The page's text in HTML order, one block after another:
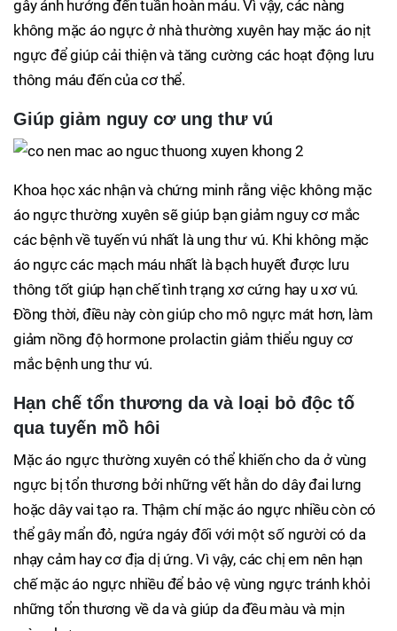
gây ảnh hưởng đến tuần hoàn máu. Vì vậy, các nàng
không mặc áo ngực ở nhà thường xuyên hay mặc áo nịt
ngực để giúp cải thiện và tăng cường các hoạt động lưu
thông máu đến của cơ thể.
Giúp giảm nguy cơ ung thư vú
Khoa học xác nhận và chứng minh rằng việc không mặc
áo ngực thường xuyên sẽ giúp bạn giảm nguy cơ mắc
các bệnh về tuyến vú nhất là ung thư vú. Khi không mặc
áo ngực các mạch máu nhất là bạch huyết được lưu
thông tốt giúp hạn chế tình trạng xơ cứng hay u xơ vú.
Đồng thời, điều này còn giúp cho mô ngực mát hơn, làm
giảm nồng độ hormone prolactin giảm thiểu nguy cơ
mắc bệnh ung thư vú.
Hạn chế tổn thương da và loại bỏ độc tố
qua tuyến mồ hôi
Mặc áo ngực thường xuyên có thể khiến cho da ở vùng
ngực bị tổn thương bởi những vết hằn do dây đai lưng
hoặc dây vai tạo ra. Thậm chí mặc áo ngực nhiều còn có
thể gây mẩn đỏ, ngứa ngáy đối với một số người có da
nhạy cảm hay cơ địa dị ứng. Vì vậy, các chị em nên hạn
chế mặc áo ngực nhiều để bảo vệ vùng ngực tránh khỏi
những tổn thương về da và giúp da đều màu và mịn